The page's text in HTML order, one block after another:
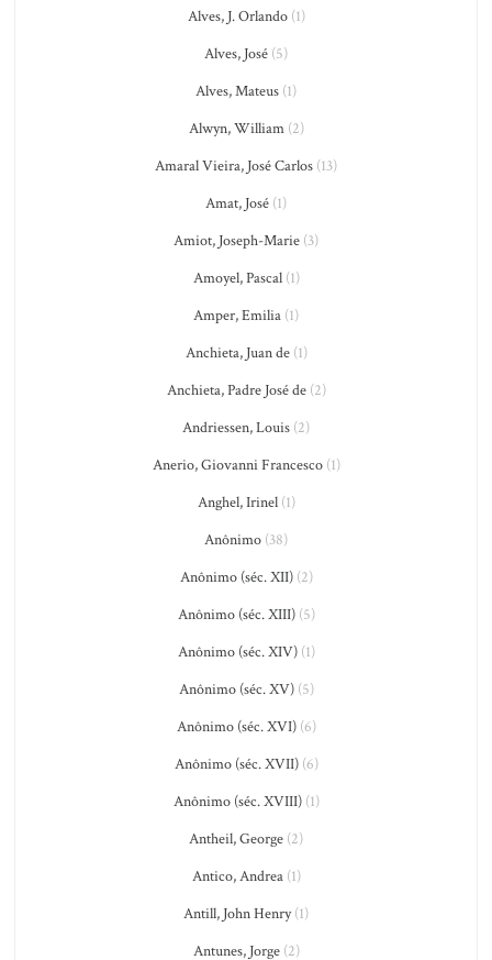
Alves, J. Orlando(1)
Alves, José (5)
Alves, Mateus (1)
Alwyn, William(2)
Amaral Vieira, José Carlos (13)
Amat, José (1)
Amiot, Joseph-Marie (3)
Amoyel, Pascal(1)
Amper, Emilia (1)
Anchieta, Juan de(1)
Anchieta, Padre José de(2)
Andriessen, Louis (2)
Anerio, Giovanni Francesco(1)
Anghel, Irinel(1)
Anônimo (38)
Anônimo (séc. XII)(2)
Anônimo (séc. XIII)(5)
Anônimo (séc. XIV)(1)
Anônimo (séc. XV)(5)
Anônimo (séc. XVI)(6)
Anônimo (séc. XVII)(6)
Anônimo (séc. XVIII)(1)
Antheil, George (2)
Antico, Andrea(1)
Antill, John Henry(1)
Antunes, Jorge(2)